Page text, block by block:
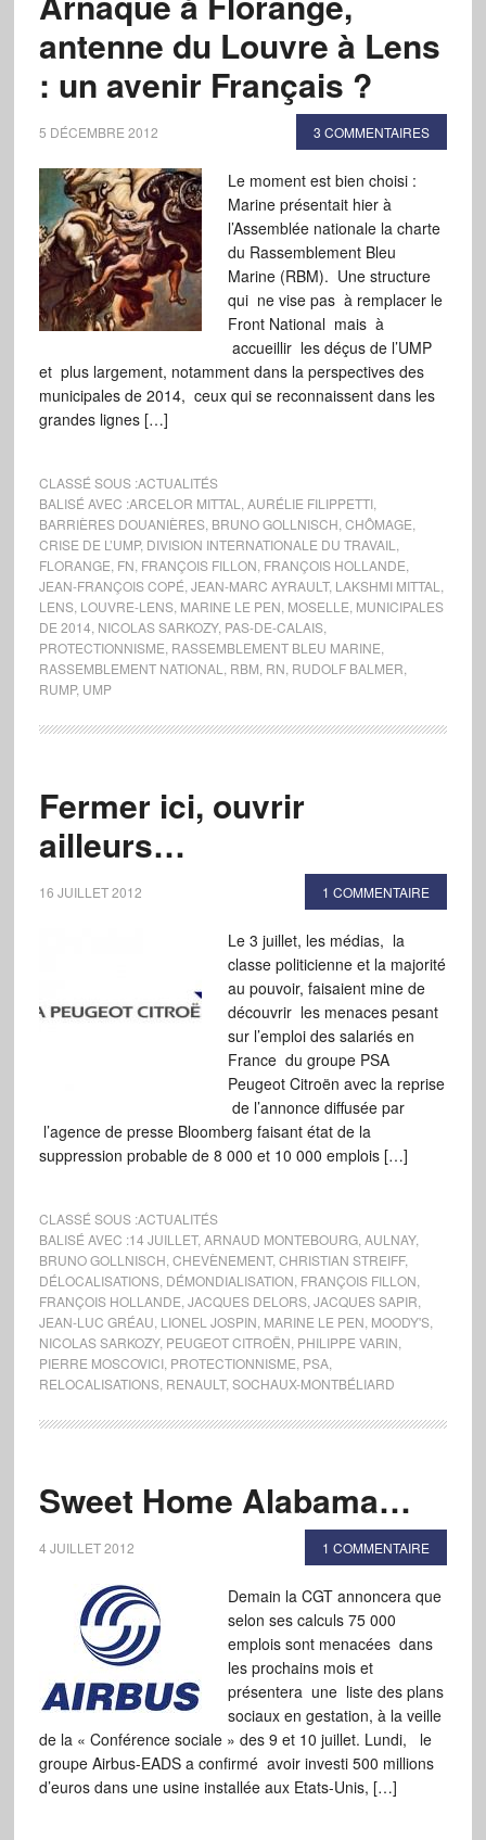
antenne du Louvre à Lens
: un avenir Français ?
5 DÉCEMBRE 2012 3 COMMENTAIRES
Le moment est bien choisi :
Marine présentait hier à
l’Assemblée nationale la charte
du Rassemblement Bleu
Marine (RBM). Une structure
qui ne vise pas à remplacer le
Front National mais à
accueillir les déçus de l’UMP
et plus largement, notamment dans la perspectives des
municipales de 2014, ceux qui se reconnaissent dans les
grandes lignes […]
CLASSÉ SOUS :ACTUALITÉS
BALISÉ AVEC :ARCELOR MITTAL AURÉLIE FILIPPETTI,
BARRIÈRES DOUANIÈRES, BRUNO GOLLNISCH CHÔMAGE
CRISE DE L’UMP, DIVISION INTERNATIONALE DU TRAVAIL
FLORANGE FN FRANÇOIS FILLON FRANÇOIS HOLLANDE
JEAN-FRANÇOIS COPÉ JEAN-MARC AYRAULT, LAKSHMI MITTAL
LENS, LOUVRE-LENS, MARINE LE PEN MOSELLE MUNICIPALES
DE 2014 NICOLAS SARKOZY, PAS-DE-CALAIS,
PROTECTIONNISME RASSEMBLEMENT BLEU MARINE
RASSEMBLEMENT NATIONAL
RBM RN RUDOLF BALMER
RUMP, UMP
Fermer ici, ouvrir
ailleurs…
16 JUILLET 2012 1 COMMENTAIRE
Le 3 juillet, les médias, la
classe politicienne et la majorité
au pouvoir, faisaient mine de
découvrir les menaces pesant
sur l’emploi des salariés en
France du groupe PSA
Peugeot Citroën avec la reprise
de l’annonce diffusée par
l’agence de presse Bloomberg faisant état de la
suppression probable de 8 000 et 10 000 emplois […]
CLASSÉ SOUS :ACTUALITÉS
BALISÉ AVEC :14 JUILLET, ARNAUD MONTEBOURG, AULNAY,
BRUNO GOLLNISCH CHEVÈNEMENT, CHRISTIAN STREIFF,
DÉLOCALISATIONS, DÉMONDIALISATION FRANÇOIS FILLON
FRANÇOIS HOLLANDE JACQUES DELORS, JACQUES SAPIR
JEAN-LUC GRÉAU LIONEL JOSPIN MARINE LE PEN MOODY'S,
NICOLAS SARKOZY, PEUGEOT CITROËN PHILIPPE VARIN
PIERRE MOSCOVICI, PROTECTIONNISME PSA,
RELOCALISATIONS, RENAULT, SOCHAUX-MONTBÉLIARD
Sweet Home Alabama…
4 JUILLET 2012 1 COMMENTAIRE
Demain la CGT annoncera que
selon ses calculs 75 000
emplois sont menacées dans
les prochains mois et
présentera une liste des plans
sociaux en gestation, à la veille
de la « Conférence sociale » des 9 et 10 juillet. Lundi, le
groupe Airbus-EADS a confirmé avoir investi 500 millions
d’euros dans une usine installée aux Etats-Unis, […]